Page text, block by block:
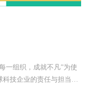
一组织，成就不凡”为使
技企业的责任与担当。